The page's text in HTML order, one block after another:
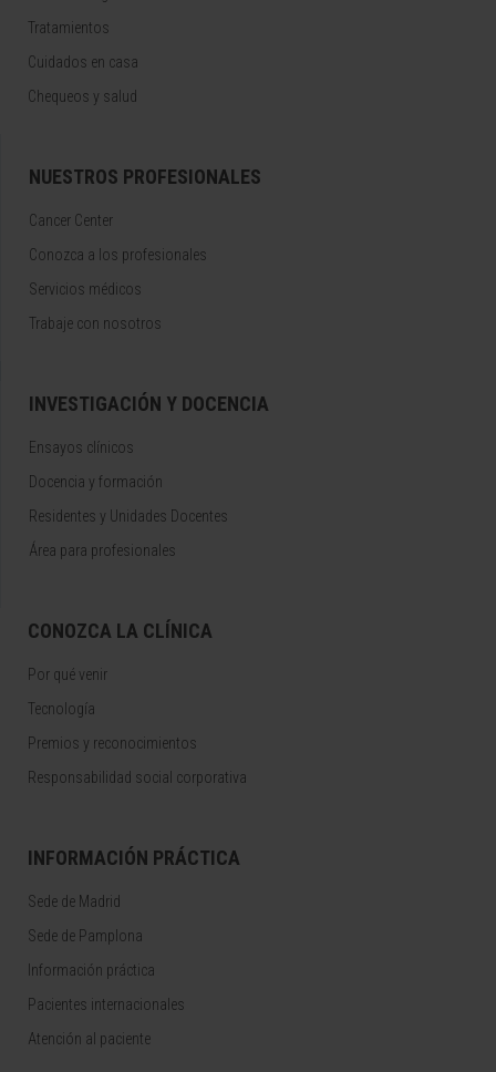
Tratamientos
Cuidados en casa
Chequeos y salud
NUESTROS PROFESIONALES
Cancer Center
Conozca a los profesionales
Servicios médicos
Trabaje con nosotros
INVESTIGACIÓN Y DOCENCIA
Ensayos clínicos
Docencia y formación
Residentes y Unidades Docentes
Área para profesionales
CONOZCA LA CLÍNICA
Por qué venir
Tecnología
Premios y reconocimientos
Responsabilidad social corporativa
INFORMACIÓN PRÁCTICA
Sede de Madrid
Sede de Pamplona
Información práctica
Pacientes internacionales
Atención al paciente